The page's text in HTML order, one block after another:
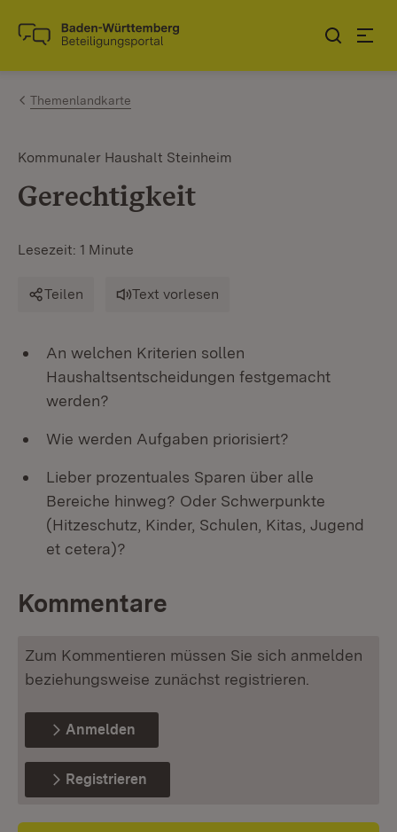
Zum Inhalt springen
Link zur Startseite
Themenlandkarte
Kommunaler Haushalt Steinheim
Gerechtigkeit
Lesezeit: 1 Minute
Teilen Text vorlesen
An welchen Kriterien sollen
Haushaltsentscheidungen festgemacht
werden?
Wie werden Aufgaben priorisiert?
Lieber prozentuales Sparen über alle
Bereiche hinweg? Oder Schwerpunkte
(Hitzeschutz, Kinder, Schulen, Kitas, Jugend
et cetera)?
Kommentare
Zum Kommentieren müssen Sie sich anmelden
beziehungsweise zunächst registrieren.
Anmelden
Registrieren